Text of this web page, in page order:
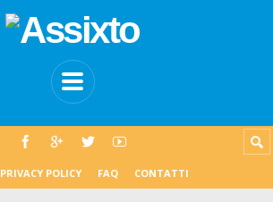
PRIVACY POLICY FAQ CONTATTI